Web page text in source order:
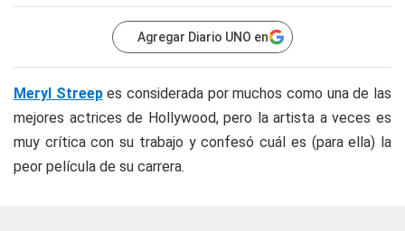
Agregar Diario UNO en
Meryl Streepes considerada por muchos como una de las
mejores actrices de Hollywood, pero la artista a veces es
muy crítica con su trabajo y confesó cuál es (para ella) la
peor película de su carrera.